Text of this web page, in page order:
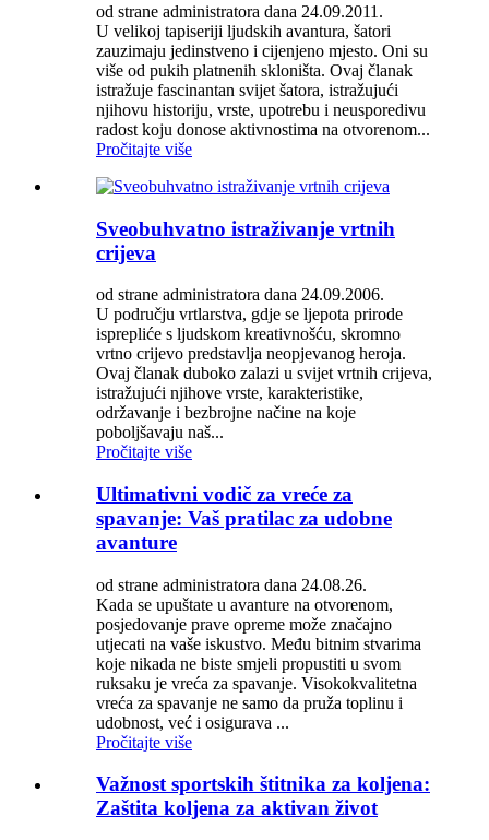
od strane administratora dana 24.09.2011.
U velikoj tapiseriji ljudskih avantura, šatori
zauzimaju jedinstveno i cijenjeno mjesto. Oni su
više od pukih platnenih skloništa. Ovaj članak
istražuje fascinantan svijet šatora, istražujući
njihovu historiju, vrste, upotrebu i neusporedivu
radost koju donose aktivnostima na otvorenom...
Pročitajte više
Sveobuhvatno istraživanje vrtnih
crijeva
od strane administratora dana 24.09.2006.
U području vrtlarstva, gdje se ljepota prirode
isprepliće s ljudskom kreativnošću, skromno
vrtno crijevo predstavlja neopjevanog heroja.
Ovaj članak duboko zalazi u svijet vrtnih crijeva,
istražujući njihove vrste, karakteristike,
održavanje i bezbrojne načine na koje
poboljšavaju naš...
Pročitajte više
Ultimativni vodič za vreće za
spavanje: Vaš pratilac za udobne
avanture
od strane administratora dana 24.08.26.
Kada se upuštate u avanture na otvorenom,
posjedovanje prave opreme može značajno
utjecati na vaše iskustvo. Među bitnim stvarima
koje nikada ne biste smjeli propustiti u svom
ruksaku je vreća za spavanje. Visokokvalitetna
vreća za spavanje ne samo da pruža toplinu i
udobnost, već i osigurava ...
Pročitajte više
Važnost sportskih štitnika za koljena:
Zaštita koljena za aktivan život